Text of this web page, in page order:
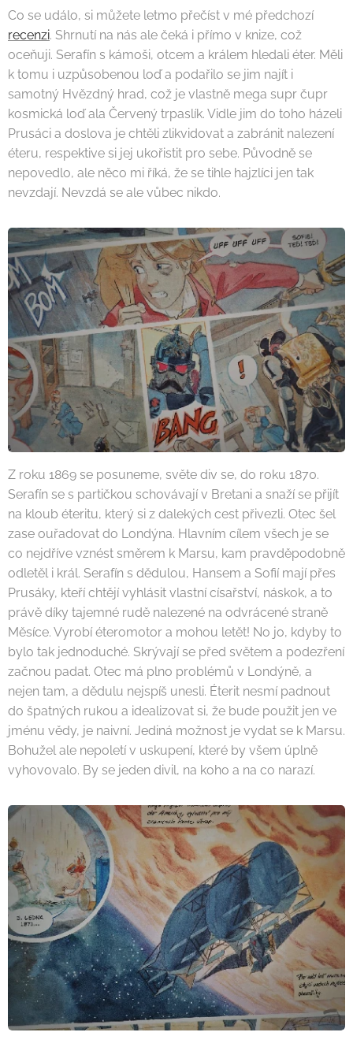
Co se událo, si můžete letmo přečíst v mé předchozí
recenzi. Shrnutí na nás ale čeká i přímo v knize, což
oceňuji. Serafín s kámoši, otcem a králem hledali éter. Měli
k tomu i uzpůsobenou loď a podařilo se jim najít i
samotný Hvězdný hrad, což je vlastně mega supr čupr
kosmická loď ala Červený trpaslík. Vidle jim do toho házeli
Prusáci a doslova je chtěli zlikvidovat a zabránit nalezení
éteru, respektive si jej ukořistit pro sebe. Původně se
nepovedlo, ale něco mi říká, že se tihle hajzlíci jen tak
nevzdají. Nevzdá se ale vůbec nikdo.
Z roku 1869 se posuneme, světe div se, do roku 1870.
Serafín se s partičkou schovávají v Bretani a snaží se přijít
na kloub éteritu, který si z dalekých cest přivezli. Otec šel
zase ouřadovat do Londýna. Hlavním cílem všech je se
co nejdříve vznést směrem k Marsu, kam pravděpodobně
odletěl i král. Serafín s dědulou, Hansem a Sofií mají přes
Prusáky, kteří chtějí vyhlásit vlastní císařství, náskok, a to
právě díky tajemné rudě nalezené na odvrácené straně
Měsíce. Vyrobí éteromotor a mohou letět! No jo, kdyby to
bylo tak jednoduché. Skrývají se před světem a podezření
začnou padat. Otec má plno problémů v Londýně, a
nejen tam, a dědulu nejspíš unesli. Éterit nesmí padnout
do špatných rukou a idealizovat si, že bude použit jen ve
jménu vědy, je naivní. Jediná možnost je vydat se k Marsu.
Bohužel ale nepoletí v uskupení, které by všem úplně
vyhovovalo. By se jeden divil, na koho a na co narazí.